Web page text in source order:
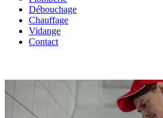
Débouchage
Chauffage
Vidange
Contact